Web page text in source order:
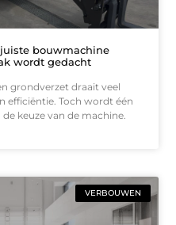
bouwmachine
wordt gedacht
grondverzet draait veel
efficiëntie. Toch wordt één
keuze van de machine.
VERBOUWEN